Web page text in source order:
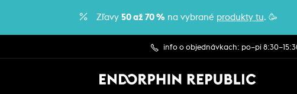
Zľavy 50 až 70 % na vybrané produkty tu. 🥳
info o objednávkach: po–pi